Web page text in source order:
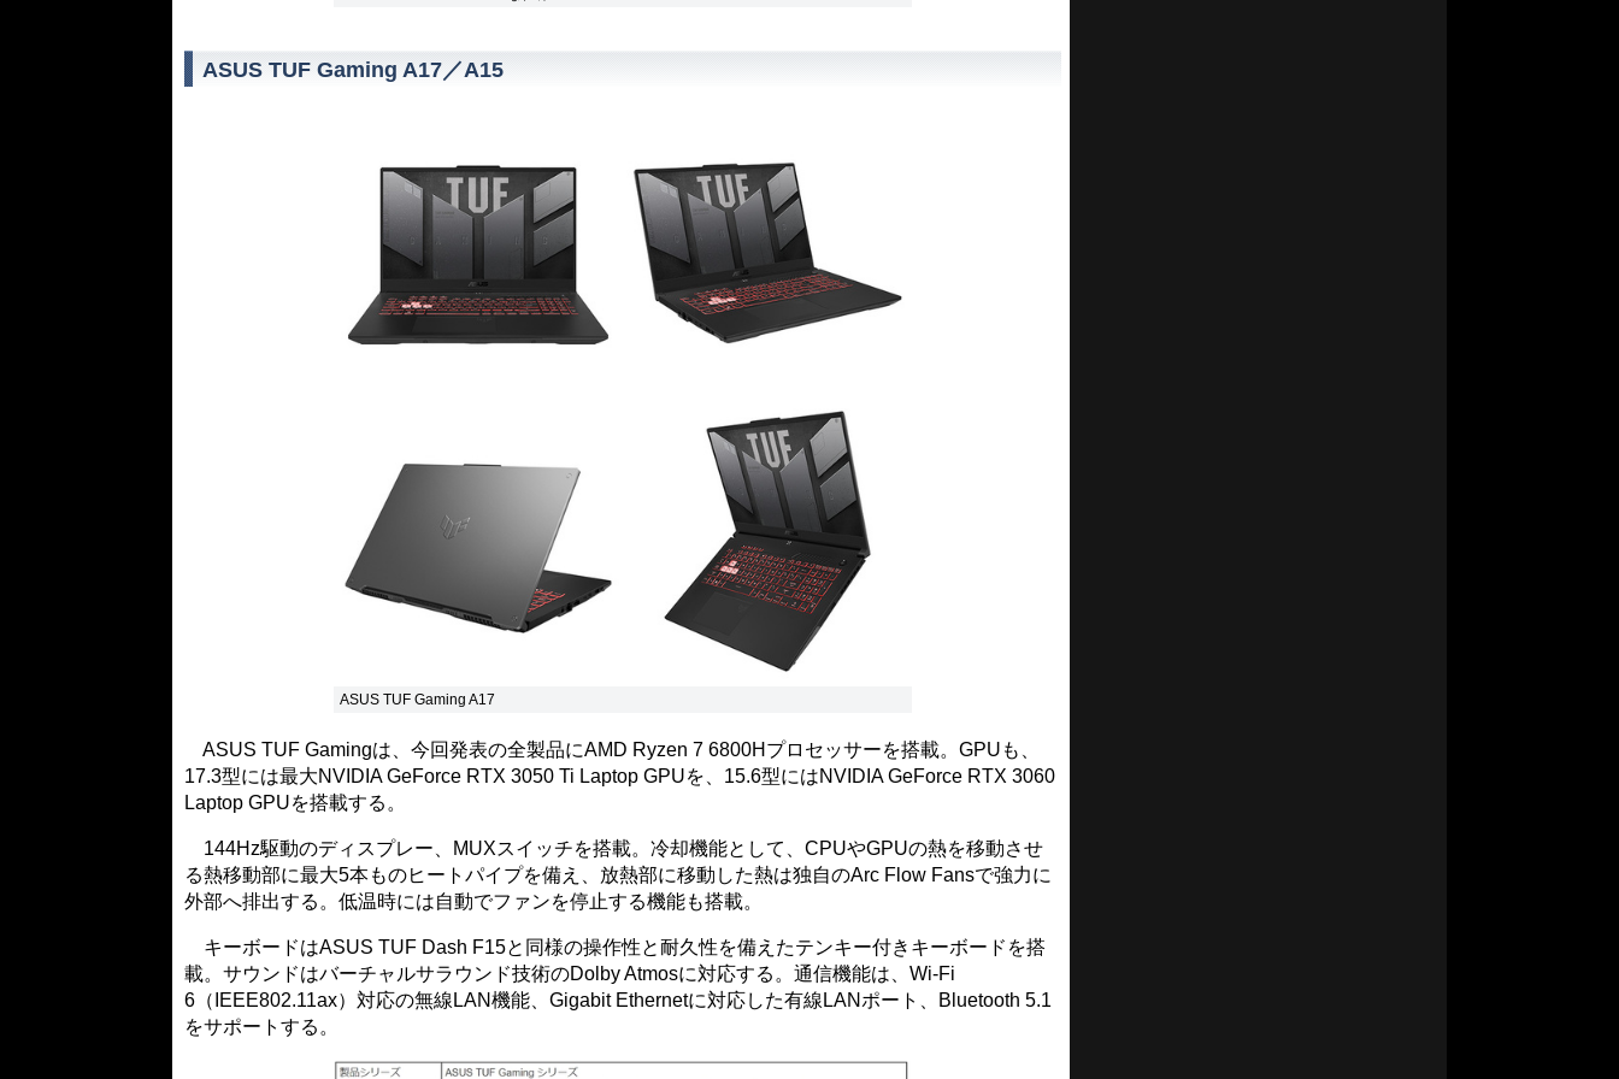
ASUS TUF Gaming A17／A15
ASUS TUF Gaming A17
ASUS TUF Gamingは、今回発表の全製品にAMD Ryzen 7 6800Hプロセッサーを搭載。GPUも、
17.3型には最大NVIDIA GeForce RTX 3050 Ti Laptop GPUを、15.6型にはNVIDIA GeForce RTX 3060
Laptop GPUを搭載する。
144Hz駆動のディスプレー、MUXスイッチを搭載。冷却機能として、CPUやGPUの熱を移動させ
る熱移動部に最大5本ものヒートパイプを備え、放熱部に移動した熱は独自のArc Flow Fansで強力に
外部へ排出する。低温時には自動でファンを停止する機能も搭載。
キーボードはASUS TUF Dash F15と同様の操作性と耐久性を備えたテンキー付きキーボードを搭
載。サウンドはバーチャルサラウンド技術のDolby Atmosに対応する。通信機能は、Wi-Fi
6（IEEE802.11ax）対応の無線LAN機能、Gigabit Ethernetに対応した有線LANポート、Bluetooth 5.1
をサポートする。